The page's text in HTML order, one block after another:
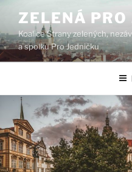
obsahu
webu
ZELENÁ PRO
Koalice Strany zelených,
a spolku Pro Jedničku